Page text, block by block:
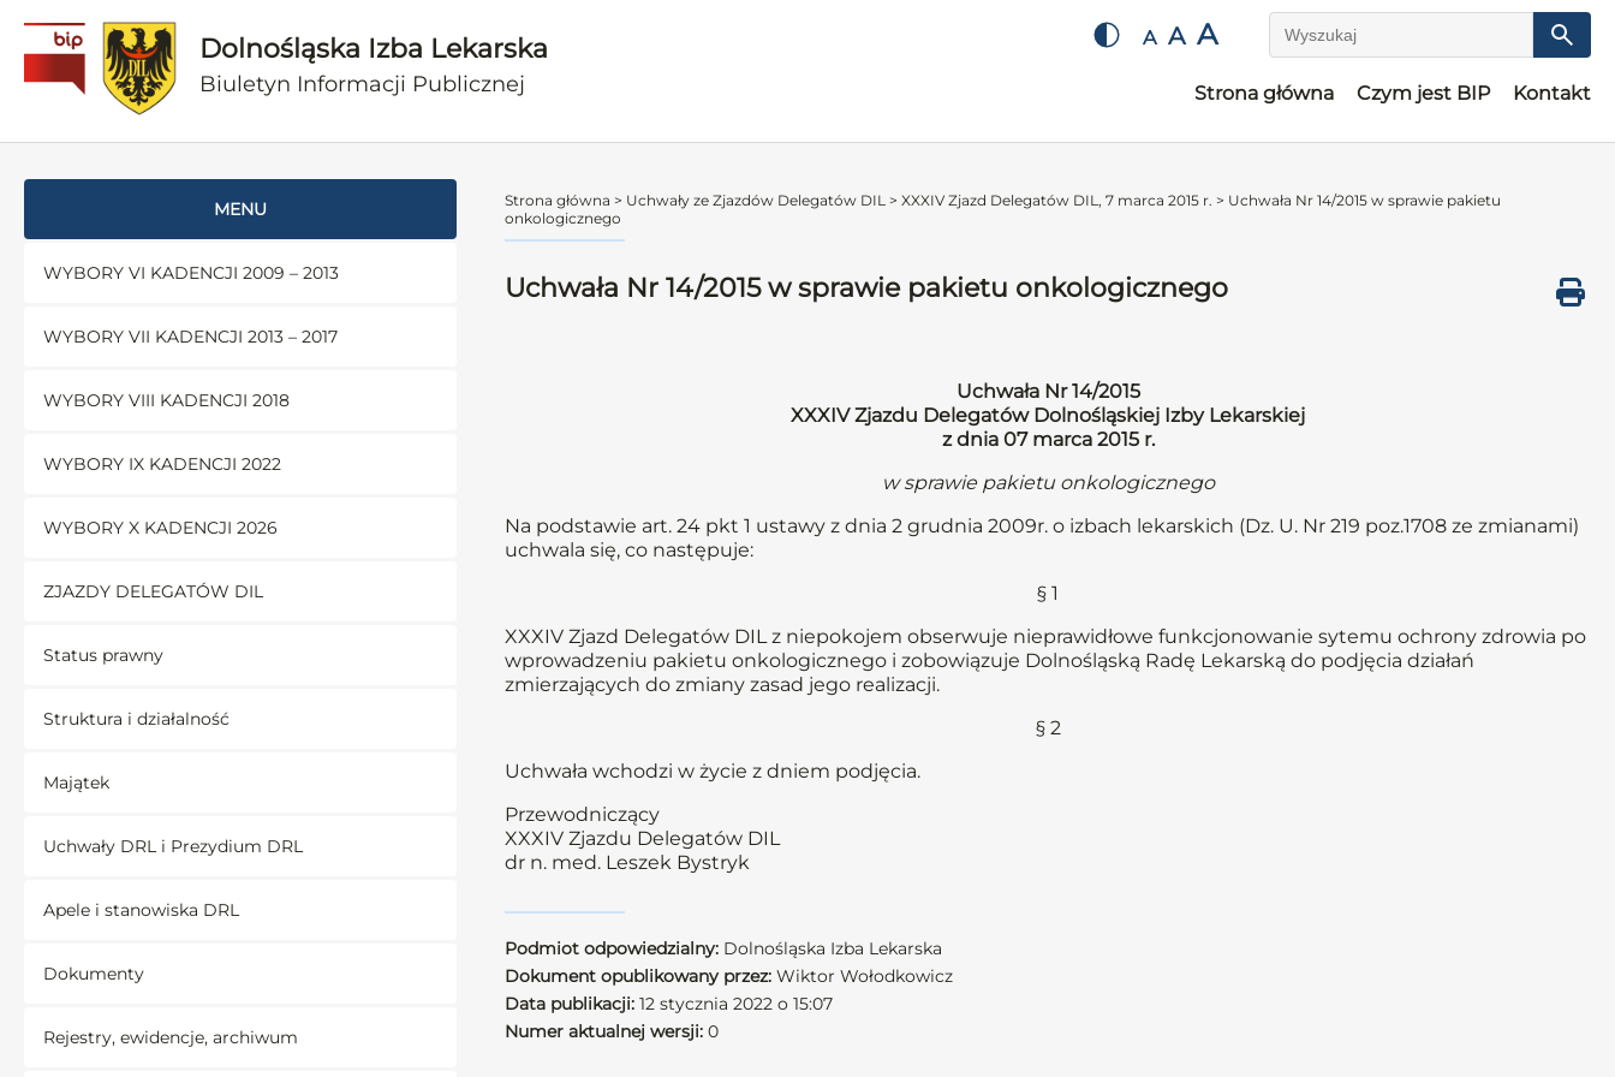
Dolnośląska Izba Lekarska
Biuletyn Informacji Publicznej
A A A Wyszukaj
Strona główna Czym jest BIP Kontakt
MENU
WYBORY VI KADENCJI 2009 – 2013
WYBORY VII KADENCJI 2013 – 2017
WYBORY VIII KADENCJI 2018
WYBORY IX KADENCJI 2022
WYBORY X KADENCJI 2026
ZJAZDY DELEGATÓW DIL
Status prawny
Struktura i działalność
Majątek
Uchwały DRL i Prezydium DRL
Apele i stanowiska DRL
Dokumenty
Rejestry, ewidencje, archiwum
Strona główna > Uchwały ze Zjazdów Delegatów DIL > XXXIV Zjazd Delegatów DIL, 7 marca 2015 r. > Uchwała Nr 14/2015 w sprawie pakietu
onkologicznego
Uchwała Nr 14/2015 w sprawie pakietu onkologicznego
Uchwała Nr 14/2015
XXXIV Zjazdu Delegatów Dolnośląskiej Izby Lekarskiej
z dnia 07 marca 2015 r.
w sprawie pakietu onkologicznego
Na podstawie art. 24 pkt 1 ustawy z dnia 2 grudnia 2009r. o izbach lekarskich (Dz. U. Nr 219 poz.1708 ze zmianami)
uchwala się, co następuje:
§ 1
XXXIV Zjazd Delegatów DIL z niepokojem obserwuje nieprawidłowe funkcjonowanie sytemu ochrony zdrowia po
wprowadzeniu pakietu onkologicznego i zobowiązuje Dolnośląską Radę Lekarską do podjęcia działań
zmierzających do zmiany zasad jego realizacji.
§ 2
Uchwała wchodzi w życie z dniem podjęcia.
Przewodniczący
XXXIV Zjazdu Delegatów DIL
dr n. med. Leszek Bystryk
Podmiot odpowiedzialny: Dolnośląska Izba Lekarska
Dokument opublikowany przez: Wiktor Wołodkowicz
Data publikacji: 12 stycznia 2022 o 15:07
Numer aktualnej wersji: 0